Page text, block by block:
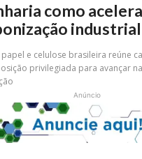
como
industrial
e celulose brasileira reúne
privilegiada para avançar
Anúncio